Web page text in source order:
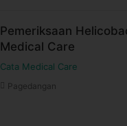
Pemeriksaan
Medical Care
Cata Medical Care
Pagedangan